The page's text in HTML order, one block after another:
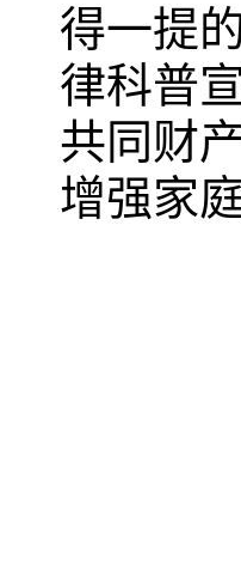
得一提
律科普
共同财
增强家